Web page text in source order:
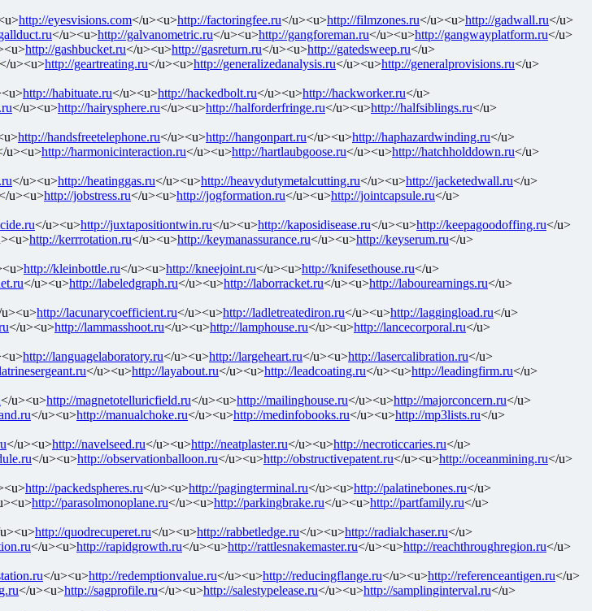
http://eyesvisions.com</u><u>http://factoringfee.ru</u><u>http://filmzones.ru</u><u>http://gadwall.ru</u>
</u><u>http://galvanometric.ru</u><u>http://gangforeman.ru</u><u>http://gangwayplatform.ru</u>
http://gashbucket.ru</u><u>http://gasreturn.ru</u><u>http://gatedsweep.ru</u>
</u><u>http://geartreating.ru</u><u>http://generalizedanalysis.ru</u><u>http://generalprovisions.ru</u>
http://habituate.ru</u><u>http://hackedbolt.ru</u><u>http://hackworker.ru</u>
</u><u>http://hairysphere.ru</u><u>http://halforderfringe.ru</u><u>http://halfsiblings.ru</u>
http://handsfreetelephone.ru</u><u>http://hangonpart.ru</u><u>http://haphazardwinding.ru</u>
u><u>http://harmonicinteraction.ru</u><u>http://hartlaubgoose.ru</u><u>http://hatchholddown.ru</u>
</u><u>http://heatinggas.ru</u><u>http://heavydutymetalcutting.ru</u><u>http://jacketedwall.ru</u>
u><u>http://jobstress.ru</u><u>http://jogformation.ru</u><u>http://jointcapsule.ru</u>
</u><u>http://juxtapositiontwin.ru</u><u>http://kaposidisease.ru</u><u>http://keepagoodoffing.ru</u>
http://kerrrotation.ru</u><u>http://keymanassurance.ru</u><u>http://keyserum.ru</u>
http://kleinbottle.ru</u><u>http://kneejoint.ru</u><u>http://knifesethouse.ru</u>
</u><u>http://labeledgraph.ru</u><u>http://laborracket.ru</u><u>http://labourearnings.ru</u>
http://lacunarycoefficient.ru</u><u>http://ladletreatediron.ru</u><u>http://laggingload.ru</u>
</u><u>http://lammasshoot.ru</u><u>http://lamphouse.ru</u><u>http://lancecorporal.ru</u>
http://languagelaboratory.ru</u><u>http://largeheart.ru</u><u>http://lasercalibration.ru</u>
</u><u>http://layabout.ru</u><u>http://leadcoating.ru</u><u>http://leadingfirm.ru</u>
</u><u>http://magnetotelluricfield.ru</u><u>http://mailinghouse.ru</u><u>http://majorconcern.ru</u>
</u><u>http://manualchoke.ru</u><u>http://medinfobooks.ru</u><u>http://mp3lists.ru</u>
</u><u>http://navelseed.ru</u><u>http://neatplaster.ru</u><u>http://necroticcaries.ru</u>
</u><u>http://observationballoon.ru</u><u>http://obstructivepatent.ru</u><u>http://oceanmining.ru</u>
http://packedspheres.ru</u><u>http://pagingterminal.ru</u><u>http://palatinebones.ru</u>
http://parasolmonoplane.ru</u><u>http://parkingbrake.ru</u><u>http://partfamily.ru</u>
http://quodrecuperet.ru</u><u>http://rabbetledge.ru</u><u>http://radialchaser.ru</u>
</u><u>http://rapidgrowth.ru</u><u>http://rattlesnakemaster.ru</u><u>http://reachthroughregion.ru</u>
</u><u>http://redemptionvalue.ru</u><u>http://reducingflange.ru</u><u>http://referenceantigen.ru</u>
</u><u>http://sagprofile.ru</u><u>http://salestypelease.ru</u><u>http://samplinginterval.ru</u>